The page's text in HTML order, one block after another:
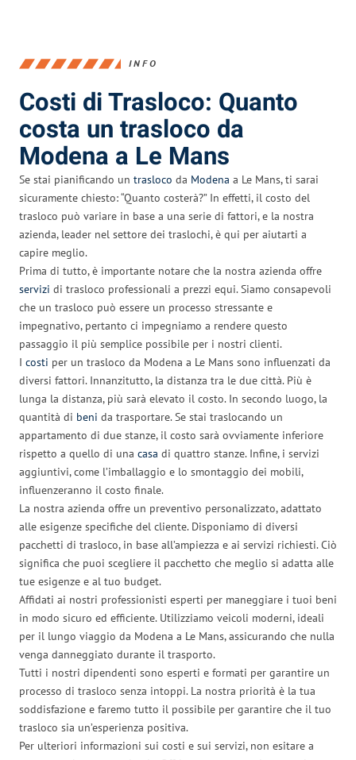
INFO
Costi di Trasloco: Quanto
costa un trasloco da
Modena a Le Mans
Se stai pianificando un trasloco da Modena a Le Mans, ti sarai
sicuramente chiesto: “Quanto costerà?” In effetti, il costo del
trasloco può variare in base a una serie di fattori, e la nostra
azienda, leader nel settore dei traslochi, è qui per aiutarti a
capire meglio.
Prima di tutto, è importante notare che la nostra azienda offre
servizi di trasloco professionali a prezzi equi. Siamo consapevoli
che un trasloco può essere un processo stressante e
impegnativo, pertanto ci impegniamo a rendere questo
passaggio il più semplice possibile per i nostri clienti.
I costi per un trasloco da Modena a Le Mans sono influenzati da
diversi fattori. Innanzitutto, la distanza tra le due città. Più è
lunga la distanza, più sarà elevato il costo. In secondo luogo, la
quantità di beni da trasportare. Se stai traslocando un
appartamento di due stanze, il costo sarà ovviamente inferiore
rispetto a quello di una casa di quattro stanze. Infine, i servizi
aggiuntivi, come l’imballaggio e lo smontaggio dei mobili,
influenzeranno il costo finale.
La nostra azienda offre un preventivo personalizzato, adattato
alle esigenze specifiche del cliente. Disponiamo di diversi
pacchetti di trasloco, in base all’ampiezza e ai servizi richiesti. Ciò
significa che puoi scegliere il pacchetto che meglio si adatta alle
tue esigenze e al tuo budget.
Affidati ai nostri professionisti esperti per maneggiare i tuoi beni
in modo sicuro ed efficiente. Utilizziamo veicoli moderni, ideali
per il lungo viaggio da Modena a Le Mans, assicurando che nulla
venga danneggiato durante il trasporto.
Tutti i nostri dipendenti sono esperti e formati per garantire un
processo di trasloco senza intoppi. La nostra priorità è la tua
soddisfazione e faremo tutto il possibile per garantire che il tuo
trasloco sia un’esperienza positiva.
Per ulteriori informazioni sui costi e sui servizi, non esitare a